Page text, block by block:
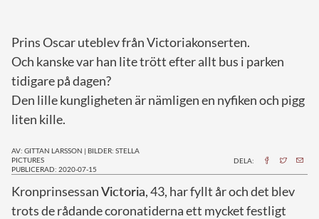
Prins Oscar uteblev från Victoriakonserten.
Och kanske var han lite trött efter allt bus i parken
tidigare på dagen?
Den lille kungligheten är nämligen en nyfiken och pigg
liten kille.
AV: GITTAN LARSSON | BILDER: STELLA
PICTURES
PUBLICERAD: 2020-07-15
DELA:
KronprinsessanVictoria, 43, har fyllt år och det blev
trots de rådande coronatiderna ett mycket festligt